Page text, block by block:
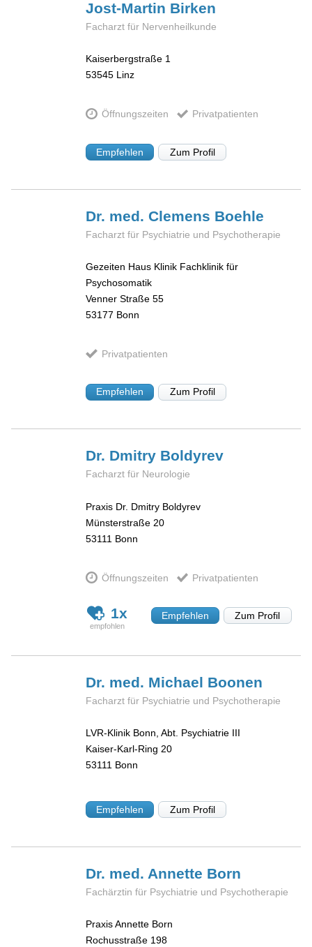
Jost-Martin Birken
Facharzt für Nervenheilkunde
Kaiserbergstraße 1
53545 Linz
Öffnungszeiten Privatpatienten
Empfehlen Zum Profil
Dr. med. Clemens Boehle
Facharzt für Psychiatrie und Psychotherapie
Gezeiten Haus Klinik Fachklinik für
Psychosomatik
Venner Straße 55
53177 Bonn
Privatpatienten
Empfehlen Zum Profil
Dr. Dmitry Boldyrev
Facharzt für Neurologie
Praxis Dr. Dmitry Boldyrev
Münsterstraße 20
53111 Bonn
Öffnungszeiten Privatpatienten
1x Empfehlen Zum Profil
Dr. med. Michael Boonen
Facharzt für Psychiatrie und Psychotherapie
LVR-Klinik Bonn, Abt. Psychiatrie III
Kaiser-Karl-Ring 20
53111 Bonn
Empfehlen Zum Profil
Dr. med. Annette Born
Fachärztin für Psychiatrie und Psychotherapie
Praxis Annette Born
Rochusstraße 198